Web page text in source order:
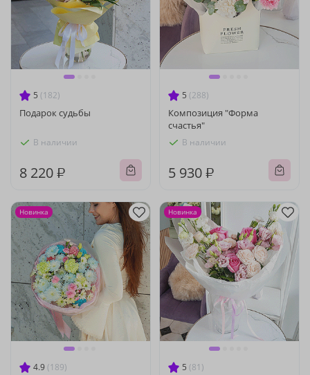
5 (182)
Подарок судьбы
В наличии
8 220 ₽
5 (288)
Композиция "Форма
счастья"
В наличии
5 930 ₽
4.9 (189)
Новинка
5 (81)
Новинка